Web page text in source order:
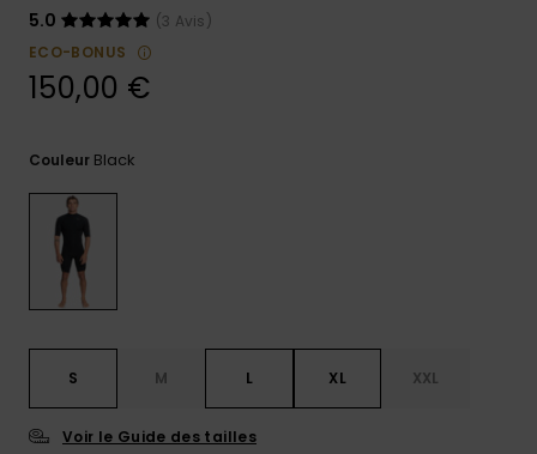
conversation
LISTE DE
SOUHAITS
5.0
(3 Avis)
ECO-BONUS
150,00 €
Couleur Black
S M L XL XXL
Voir le Guide des tailles